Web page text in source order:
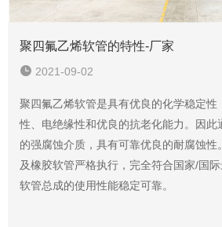
聚四氟乙烯软管的特性-厂家
2021-09-02
聚四氟乙烯软管是具有优良的化学稳定性
性、电绝缘性和优良的抗老化能力。因此
的强腐蚀介质，具有可靠优良的耐腐蚀
及橡胶软管严格执行，完全符合国家/国
软管总成的使用性能稳定可靠。